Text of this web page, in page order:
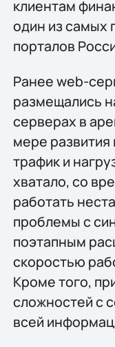
клиентам
один из самых
порталов
Ранее web-
размещались
серверах в
мере развития
трафик и
хватало, со
работать
проблемы с
поэтапным
скоростью
Кроме того,
сложностей с
всей